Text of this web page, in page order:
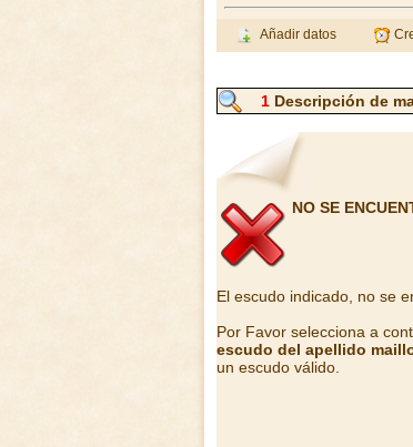
Añadir datos
1 Descripción de
NO SE
El escudo indicado, no se
Por Favor selecciona a
escudo del apellido
un escudo válido.